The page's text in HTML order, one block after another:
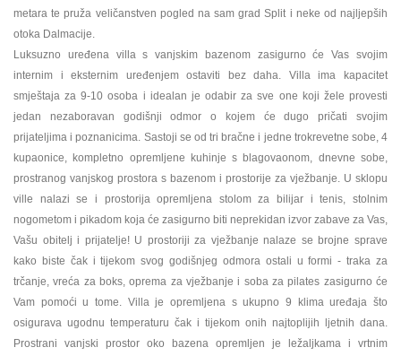
metara te pruža veličanstven pogled na sam grad Split i neke od najljepših
otoka Dalmacije.
Luksuzno uređena villa s vanjskim bazenom zasigurno će Vas svojim
internim i eksternim uređenjem ostaviti bez daha. Villa ima kapacitet
smještaja za 9-10 osoba i idealan je odabir za sve one koji žele provesti
jedan nezaboravan godišnji odmor o kojem će dugo pričati svojim
prijateljima i poznanicima. Sastoji se od tri bračne i jedne trokrevetne sobe, 4
kupaonice, kompletno opremljene kuhinje s blagovaonom, dnevne sobe,
prostranog vanjskog prostora s bazenom i prostorije za vježbanje. U sklopu
ville nalazi se i prostorija opremljena stolom za bilijar i tenis, stolnim
nogometom i pikadom koja će zasigurno biti neprekidan izvor zabave za Vas,
Vašu obitelj i prijatelje! U prostoriji za vježbanje nalaze se brojne sprave
kako biste čak i tijekom svog godišnjeg odmora ostali u formi - traka za
trčanje, vreća za boks, oprema za vježbanje i soba za pilates zasigurno će
Vam pomoći u tome. Villa je opremljena s ukupno 9 klima uređaja što
osigurava ugodnu temperaturu čak i tijekom onih najtoplijih ljetnih dana.
Prostrani vanjski prostor oko bazena opremljen je ležaljkama i vrtnim